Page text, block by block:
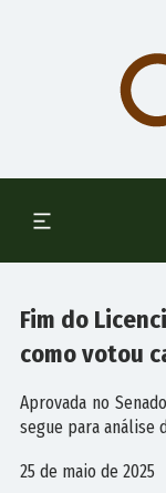
Fim do
como votou
Aprovada no
segue para análise
25 de maio de 2025